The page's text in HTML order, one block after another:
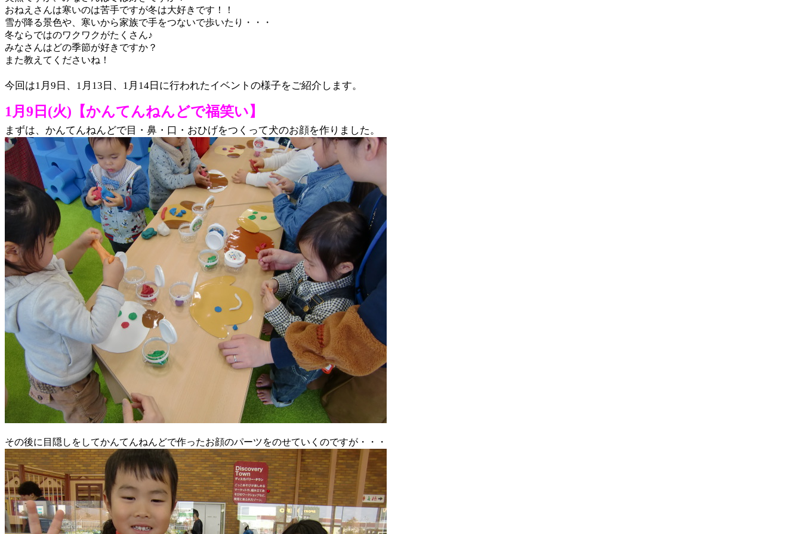
おねえさんは寒いのは苦手ですが冬は大好きです！！
雪が降る景色や、寒いから家族で手をつないで歩いたり・・・
冬ならではのワクワクがたくさん♪
みなさんはどの季節が好きですか？
また教えてくださいね！
今回は1月9日、1月13日、1月14日に行われたイベントの様子をご紹介します。
1月9日(火)【かんてんねんどで福笑い】
まずは、かんてんねんどで目・鼻・口・おひげをつくって犬のお顔を作りました。
その後に目隠しをしてかんてんねんどで作ったお顔のパーツをのせていくのですが・・・